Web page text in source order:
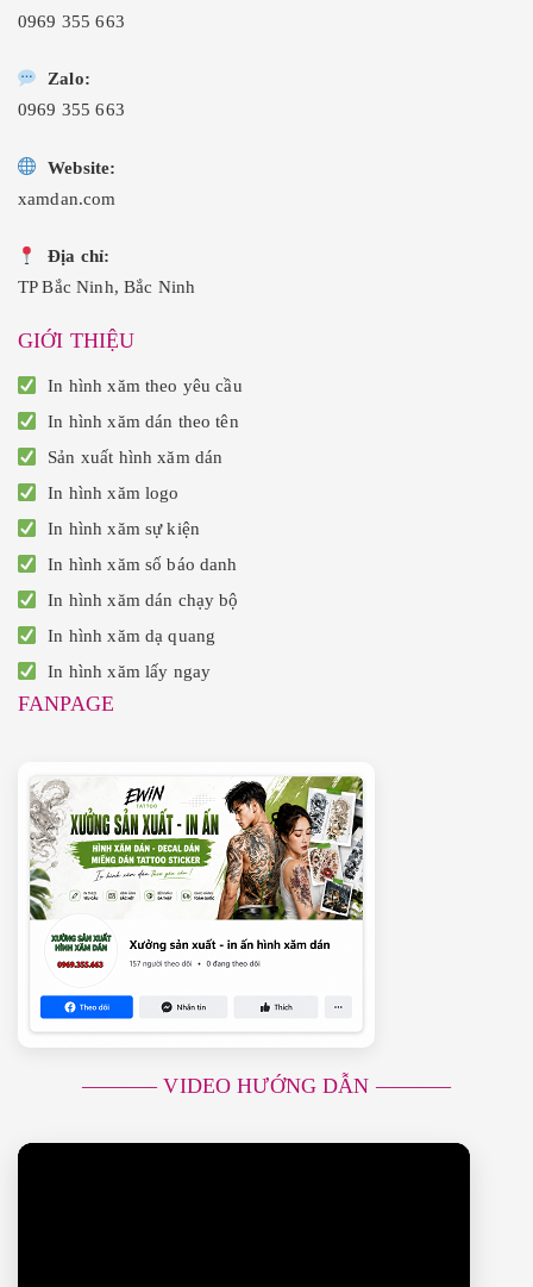
0969 355 663
Zalo:
0969 355 663
Website:
xamdan.com
Địa chỉ:
TP Bắc Ninh, Bắc Ninh
GIỚI THIỆU
In hình xăm theo yêu cầu
In hình xăm dán theo tên
Sản xuất hình xăm dán
In hình xăm logo
In hình xăm sự kiện
In hình xăm số báo danh
In hình xăm dán chạy bộ
In hình xăm dạ quang
In hình xăm lấy ngay
FANPAGE
———– VIDEO HƯỚNG DẪN ———–